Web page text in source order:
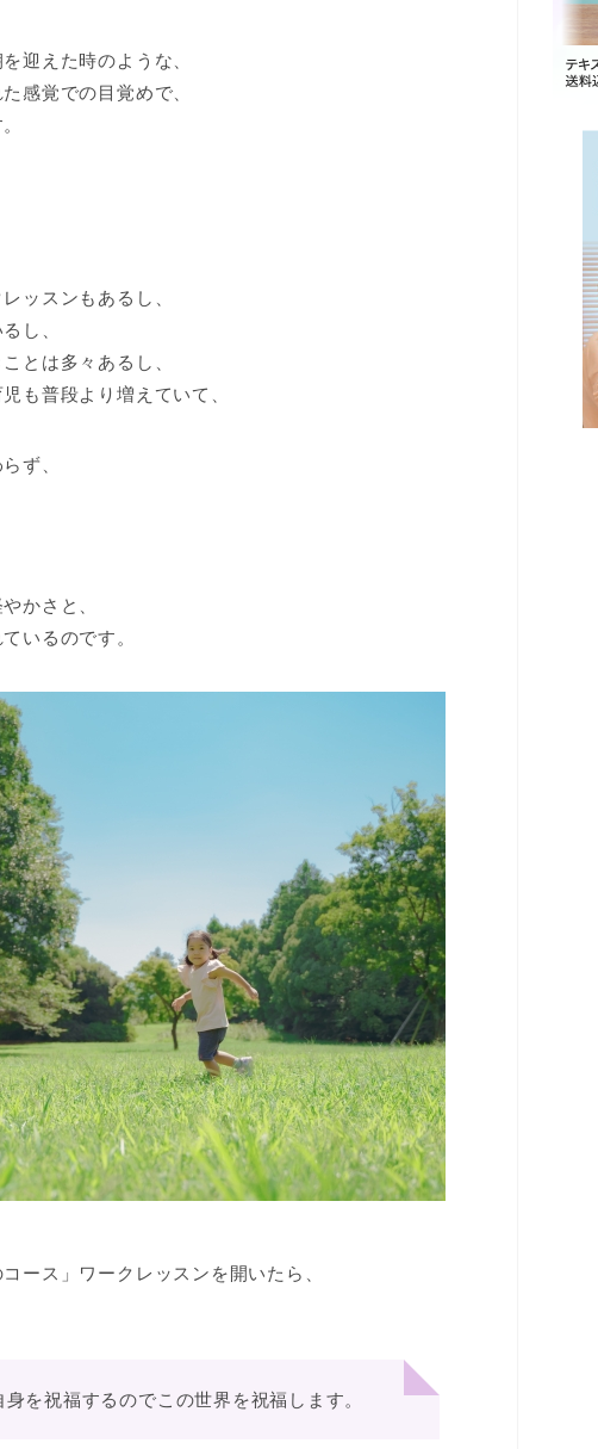
迎えた時のような、
感覚での目覚めで、
ッスンもあるし、
し、
とは多々あるし、
も普段より増えていて、
ず、
かさと、
いるのです。
ース」ワークレッスンを開いたら、
を祝福するのでこの世界を祝福します。